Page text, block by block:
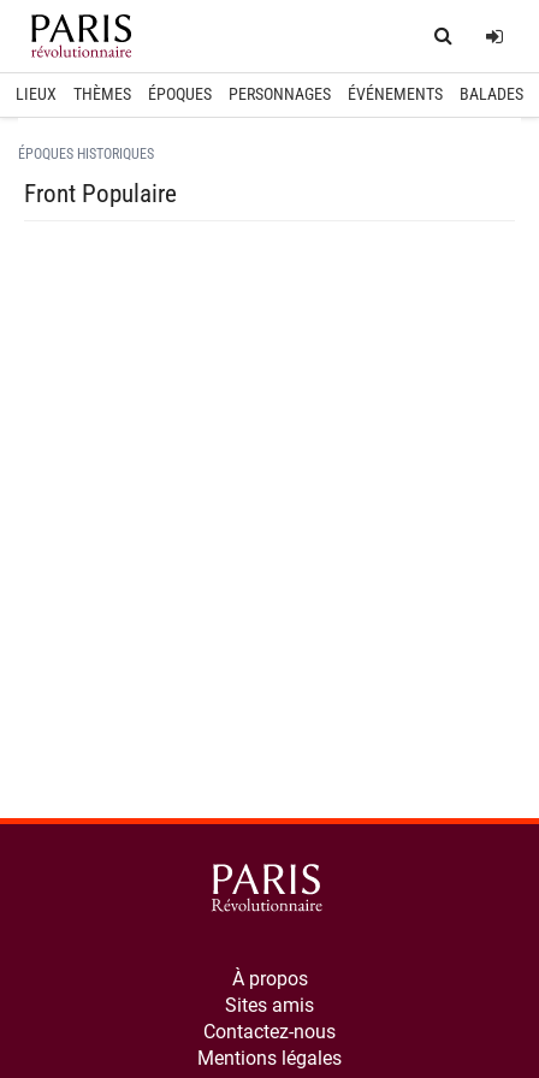
Home
LIEUX THÈMES ÉPOQUES PERSONNAGES ÉVÉNEMENTS BALADES
ÉPOQUES HISTORIQUES
Front Populaire
À propos
Sites amis
Contactez-nous
Mentions légales